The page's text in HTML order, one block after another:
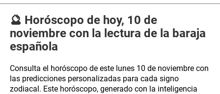
🔮 Horóscopo de hoy, 10 de
noviembre con la lectura de la baraja
española
Consulta el horóscopo de este lunes 10 de noviembre con
las predicciones personalizadas para cada signo
zodiacal. Este horóscopo, generado con la inteligencia